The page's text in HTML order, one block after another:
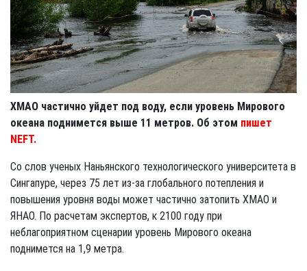
ХМАО частично уйдет под воду, если уровень Мирового
океана поднимется выше 11 метров. Об этом пишет
NEFT.
Со слов ученых Наньянского технологического университета в
Сингапуре, через 75 лет из-за глобального потепления и
повышения уровня воды может частично затопить ХМАО и
ЯНАО. По расчетам экспертов, к 2100 году при
неблагоприятном сценарии уровень Мирового океана
поднимется на 1,9 метра.